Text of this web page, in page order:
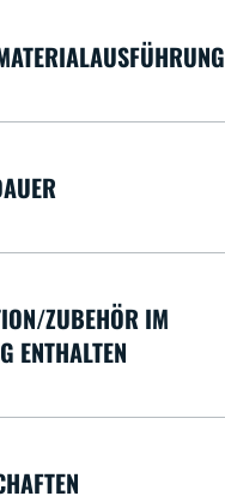
ZUBEHÖR IM
ENTHALTEN